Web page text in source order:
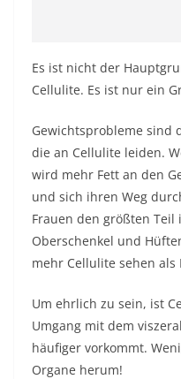
Es ist nicht der
Cellulite. Es ist nur ein
Gewichtsprobleme sind
die an Cellulite leiden.
wird mehr Fett an den
und sich ihren Weg
Frauen den größten
Oberschenkel und
mehr Cellulite sehen als
Um ehrlich zu sein, ist
Umgang mit dem
häufiger vorkommt.
Organe herum!